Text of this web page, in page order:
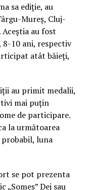
sa ediție, au
Mureș, Cluj-
au fost
10 ani, respectiv
atât băieți,
au primit medalii,
mai puțin
de participare.
la următoarea
probabil, luna
se pot prezenta
„Someș” Dej sau